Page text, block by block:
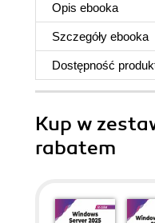
Opis ebooka
Szczegóły ebooka
Dostępność
Kup w
rabatem